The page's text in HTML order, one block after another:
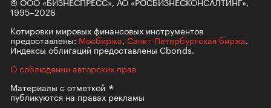
1995–2026
Котировки мировых финансовых инструментов
предоставлены: Мосбиржа, Санкт-Петербургская биржа.
Индексы облигаций предоставлены Cbonds.
О соблюдении авторских прав
Материалы сотметкой
публикуются на правах рекламы